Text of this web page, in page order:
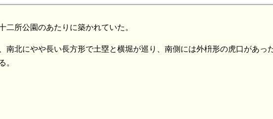
所公園のあたりに築かれていた。
南北にやや長い長方形で土塁と横堀が巡り、南側には外枡形の虎口があっ
。